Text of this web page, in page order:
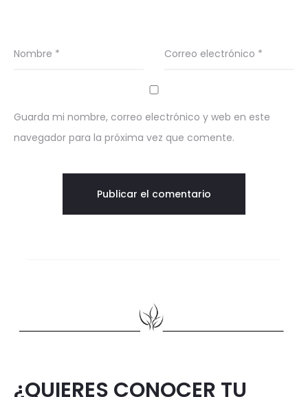
Nombre * Correo electrónico *
Guarda mi nombre, correo electrónico y web en este
navegador para la próxima vez que comente.
¿QUIERES CONOCER TU